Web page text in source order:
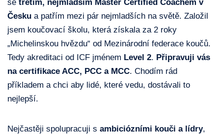
se třetím, nejmladším Master Certified Coachem v
Česku a patřím mezi pár nejmladších na světě. Založil
jsem koučovací školu, která získala za 2 roky
„Michelinskou hvězdu“ od Mezinárodní federace koučů.
Tedy akreditaci od ICF jménem Level 2. Připravuji vás
na certifikace ACC, PCC a MCC. Chodím rád
příkladem a chci aby lidé, které vedu, dostávali to
nejlepší.
Nejčastěji spolupracuji s ambiciózními kouči a lídry,